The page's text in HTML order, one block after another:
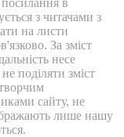
з читачами з
на листи
За зміст
несе
поділяти зміст
сайту, не
лише нашу